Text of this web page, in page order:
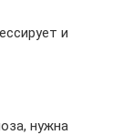
и
нужна